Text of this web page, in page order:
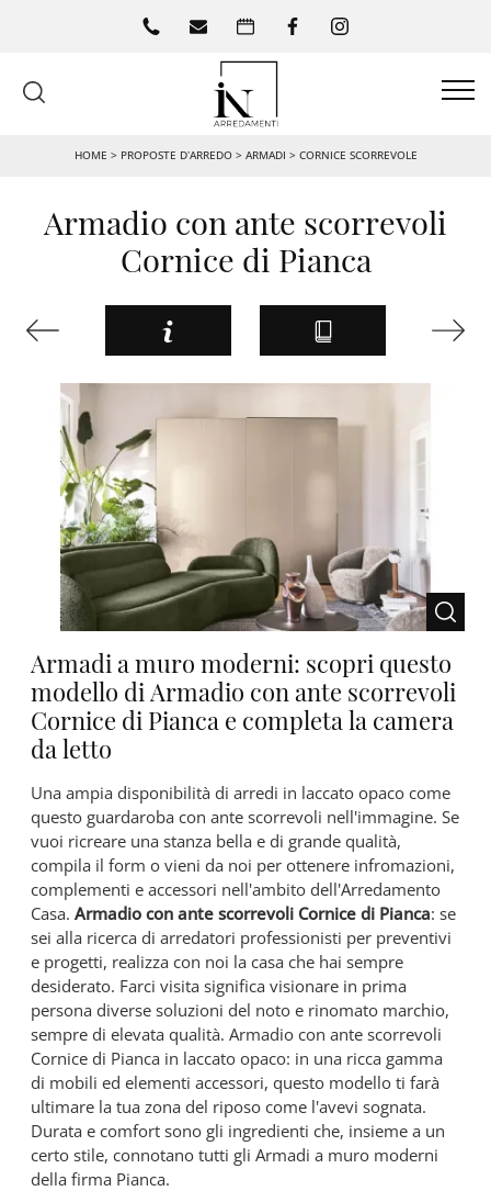
HOME > PROPOSTE D’ARREDO> ARMADI > CORNICE SCORREVOLE
Armadio con ante scorrevoli
Cornice di Pianca
Armadi a muro moderni: scopri questo
modello di Armadio con ante scorrevoli
Cornice di Pianca e completa la camera
da letto
Una ampia disponibilità di arredi in laccato opaco come
questo guardaroba con ante scorrevoli nell'immagine. Se
vuoi ricreare una stanza bella e di grande qualità,
compila il form o vieni da noi per ottenere infromazioni,
complementi e accessori nell'ambito dell'Arredamento
Casa. Armadio con ante scorrevoli Cornice di Pianca: se
sei alla ricerca di arredatori professionisti per preventivi
e progetti, realizza con noi la casa che hai sempre
desiderato. Farci visita significa visionare in prima
persona diverse soluzioni del noto e rinomato marchio,
sempre di elevata qualità. Armadio con ante scorrevoli
Cornice di Pianca in laccato opaco: in una ricca gamma
di mobili ed elementi accessori, questo modello ti farà
ultimare la tua zona del riposo come l'avevi sognata.
Durata e comfort sono gli ingredienti che, insieme a un
certo stile, connotano tutti gli Armadi a muro moderni
della firma Pianca.